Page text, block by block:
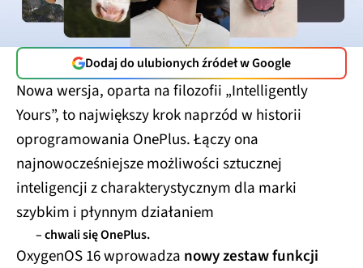
Dodaj do ulubionych źródeł w Google
Nowa wersja, oparta na filozofii „Intelligently
Yours”, to największy krok naprzód w historii
oprogramowania OnePlus. Łączy ona
najnowocześniejsze możliwości sztucznej
inteligencji z charakterystycznym dla marki
szybkim i płynnym działaniem
– chwali się OnePlus.
OxygenOS 16 wprowadza nowy zestaw funkcji